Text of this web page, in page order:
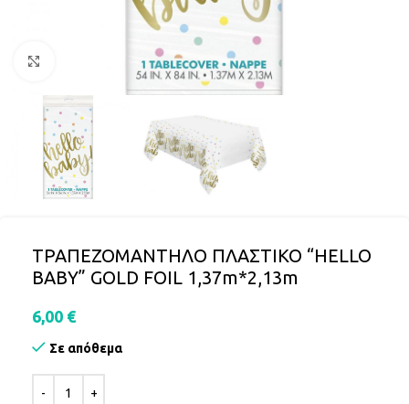
Click to enlarge
ΤΡΑΠΕΖΟΜΑΝΤΗΛΟ ΠΛΑΣΤΙΚΟ “HELLO
BABY” GOLD FOIL 1,37m*2,13m
6,00 €
Σε απόθεμα